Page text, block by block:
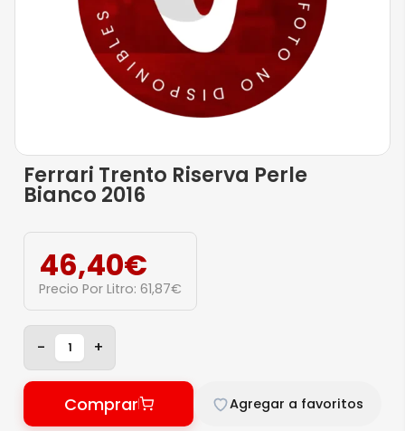
Ferrari Trento Riserva Perle
Bianco 2016
46,40€
Precio Por Litro: 61,87€
- +
Comprar Agregar a favoritos